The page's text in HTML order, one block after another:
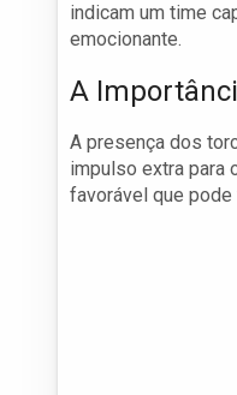
indicam um time
emocionante.
A
A presença dos
impulso extra para
favorável que